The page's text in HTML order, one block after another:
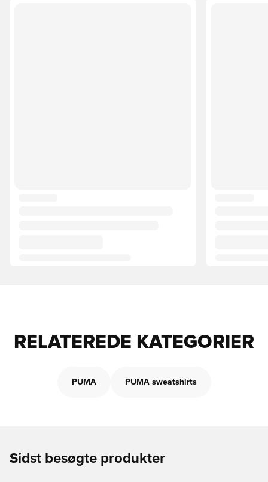
RELATEREDE KATEGORIER
PUMA PUMA sweatshirts
Sidst besøgte produkter